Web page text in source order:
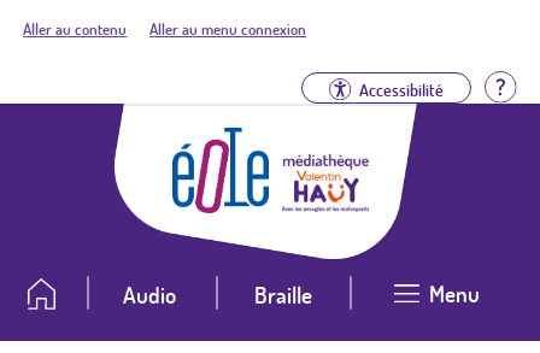
Aller au contenu Aller au menu connexion
Accessibilité
Audio Braille Menu